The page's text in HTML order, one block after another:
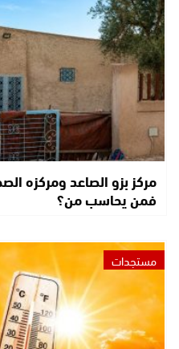
مركز بزو الصاعد ومركزه
فمن يحاسب من؟
مستجدات